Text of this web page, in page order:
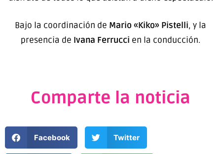
Bajo la coordinación de Mario «Kiko» Pistelli, y la
presencia de Ivana Ferrucci en la conducción.
Comparte la noticia
Facebook Twitter